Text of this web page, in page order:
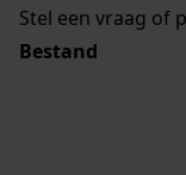
Stel een vraag of
Bestand